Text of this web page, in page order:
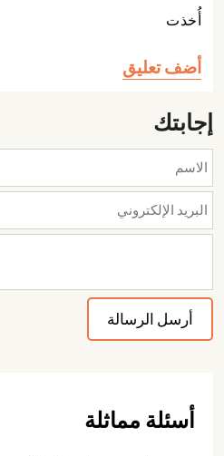
أُخذت
أضف تعليق
إجابتك
أسئلة مماثلة